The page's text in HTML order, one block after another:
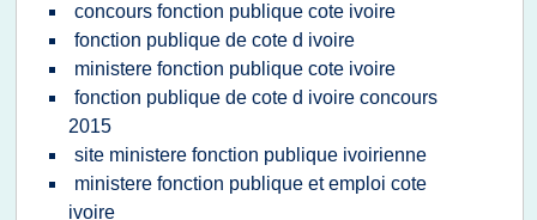
concours fonction publique cote ivoire
fonction publique de cote d ivoire
ministere fonction publique cote ivoire
fonction publique de cote d ivoire concours
2015
site ministere fonction publique ivoirienne
ministere fonction publique et emploi cote
ivoire